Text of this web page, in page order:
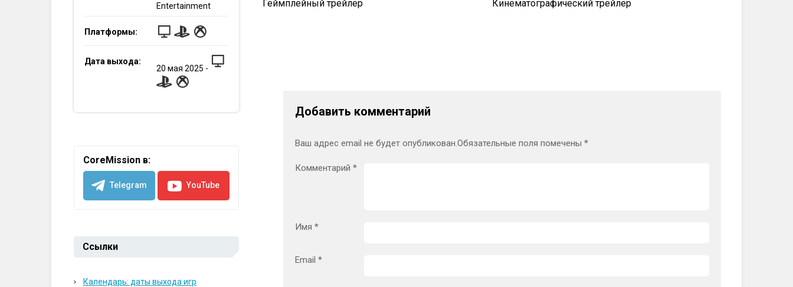
Геймплейный трейлер Кинематографический трейлер
Добавить комментарий
Ваш адрес email не будет опубликован.Обязательные поля помечены *
Комментарий *
Имя *
Email *
Entertainment
Платформы:
Дата выхода:
20 мая 2025 -
CoreMission в:
Telegram YouTube
Ссылки
Календарь: даты выхода игр